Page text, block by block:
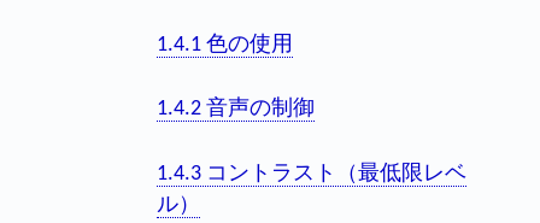
1.4.1 色の使用
1.4.2 音声の制御
1.4.3 コントラスト（最低限レベ
ル）